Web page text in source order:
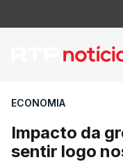
ECONOMIA
Impacto da
sentir logo